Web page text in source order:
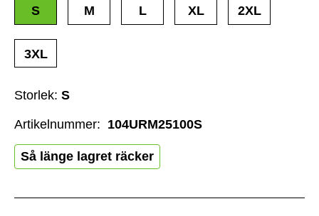
Storlek: S
Så länge lagret räcker
S M L XL 2XL
3XL
Artikelnummer: 104URM25100S